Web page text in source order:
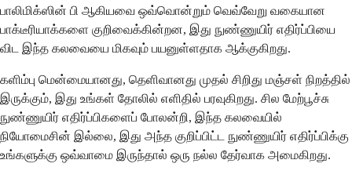
பாலிமிக்ஸின் பி ஆகியவை ஒவ்வொன்றும் வெவ்வேறு வகையான
பாக்டீரியாக்களை குறிவைக்கின்றன, இது நுண்ணுயிர் எதிர்ப்பியை
விட இந்த கலவையை மிகவும் பயனுள்ளதாக ஆக்குகிறது.
களிம்பு மென்மையானது, தெளிவானது முதல் சிறிது மஞ்சள் நிறத்தில்
இருக்கும், இது உங்கள் தோலில் எளிதில் பரவுகிறது. சில மேற்பூச்சு
நுண்ணுயிர் எதிர்ப்பிகளைப் போலன்றி, இந்த கலவையில்
நியோமைசின் இல்லை, இது அந்த குறிப்பிட்ட நுண்ணுயிர் எதிர்ப்பிக்கு
உங்களுக்கு ஒவ்வாமை இருந்தால் ஒரு நல்ல தேர்வாக அமைகிறது.